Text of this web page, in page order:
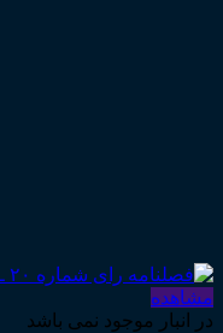
مشاهده
در انبار موجود نمی باشد